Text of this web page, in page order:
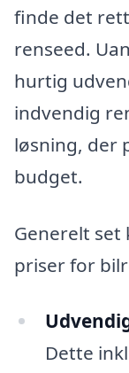
finde det
renseed.
hurtig
indvendig
løsning, der
budget.
Generelt
priser for
Dette